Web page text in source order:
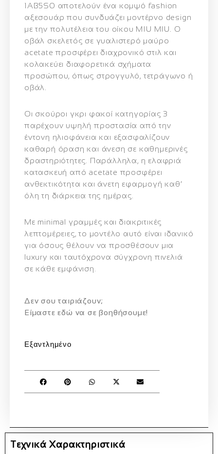
1AB5S0 αποτελούν ένα κομψό fashion
αξεσουάρ που συνδυάζει μοντέρνο design
με την πολυτέλεια του οίκου MIU MIU. Ο
οβάλ σκελετός σε γυαλιστερό μαύρο
acetate προσφέρει διαχρονικό στιλ και
κολακεύει διαφορετικά σχήματα
προσώπου, όπως στρογγυλό, τετράγωνο ή
οβάλ.
Οι σκούροι γκρι φακοί κατηγορίας 3
παρέχουν υψηλή προστασία από την
έντονη ηλιοφάνεια και εξασφαλίζουν
καθαρή όραση και άνεση σε καθημερινές
δραστηριότητες. Παράλληλα, η ελαφριά
κατασκευή από acetate προσφέρει
ανθεκτικότητα και άνετη εφαρμογή καθ’
όλη τη διάρκεια της ημέρας.
Με minimal γραμμές και διακριτικές
λεπτομέρειες, το μοντέλο αυτό είναι ιδανικό
για όσους θέλουν να προσθέσουν μια
luxury και ταυτόχρονα σύγχρονη πινελιά
σε κάθε εμφάνιση.
Δεν σου ταιριάζουν;
Eίμαστε εδώ να σε βοηθήσουμε!
Εξαντλημένο
Τεχνικά Χαρακτηριστικά